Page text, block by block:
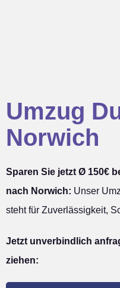
Umzug
Norwich
Sparen Sie jetzt Ø 150€
nach Norwich: Unser
steht für Zuverlässigkeit,
Jetzt unverbindlich
ziehen: